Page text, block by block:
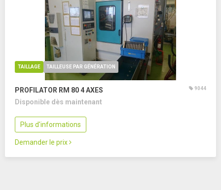
TAILLAGE TAILLEUSE PAR GÉNÉRATION
PROFILATOR RM 804 AXES 9044
Disponible dès maintenant
Plus d'informations
Demander le prix